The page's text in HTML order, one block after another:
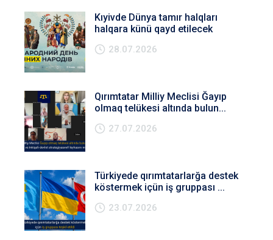
Kıyivde Dünya tamır halqları
halqara künü qayd etilecek
28.07.2026
Qırımtatar Milliy Meclisi Ğayıp
olmaq telükesi altında bulun...
27.07.2026
Türkiyede qırımtatarlarğa destek
köstermek içün iş gruppası ...
23.07.2026